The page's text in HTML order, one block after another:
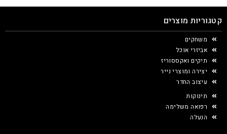
קטגוריות מוצרים
משחקים
אביזרי אוכל
תיקים ואקססוריז
יצירה ומוצרי נייר
עיצוב החדר
תינוקות
רפואה משלימה
הנעלה